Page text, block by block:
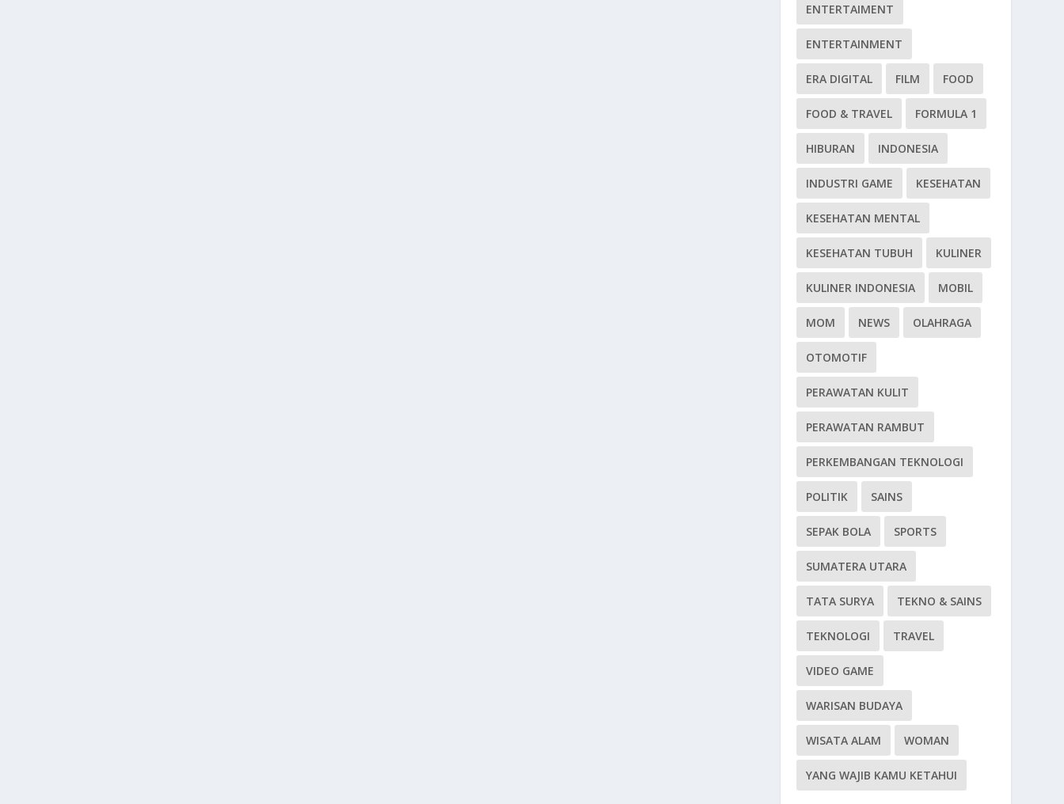
ENTERTAIMENT
ENTERTAINMENT
ERA DIGITAL FILM FOOD
FOOD & TRAVEL FORMULA 1
HIBURAN INDONESIA
INDUSTRI GAME KESEHATAN
KESEHATAN MENTAL
KESEHATAN TUBUH KULINER
KULINER INDONESIA MOBIL
MOM NEWS OLAHRAGA
OTOMOTIF
PERAWATAN KULIT
PERAWATAN RAMBUT
PERKEMBANGAN TEKNOLOGI
POLITIK SAINS
SEPAK BOLA SPORTS
SUMATERA UTARA
TATA SURYA TEKNO & SAINS
TEKNOLOGI TRAVEL
VIDEO GAME
WARISAN BUDAYA
WISATA ALAM WOMAN
YANG WAJIB KAMU KETAHUI